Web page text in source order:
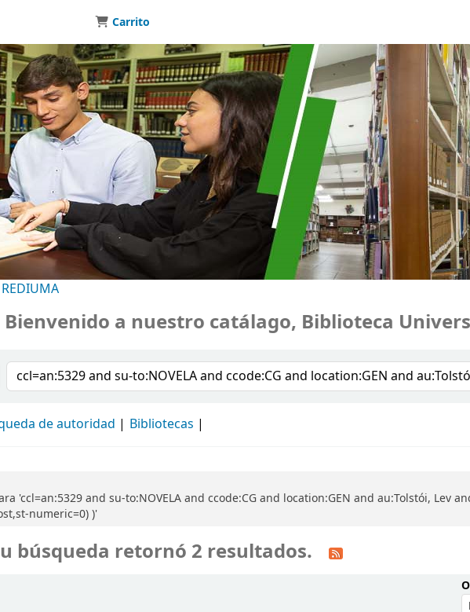
Carrito
REDIUMA
a nuestro catálago, Biblioteca
Buscar en el catálogo
de autoridad Bibliotecas
'ccl=an:5329 and su-to:NOVELA and ccode:CG and location:GEN and au:Tolstói, Lev
numeric=0) )'
búsqueda retornó 2 resultados.